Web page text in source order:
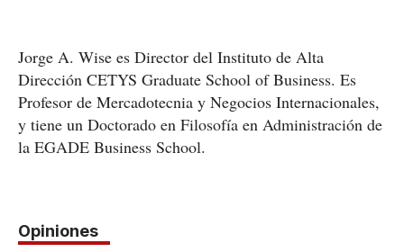
Jorge A. Wise es Director del Instituto de Alta
Dirección CETYS Graduate School of Business. Es
Profesor de Mercadotecnia y Negocios Internacionales,
y tiene un Doctorado en Filosofía en Administración de
la EGADE Business School.
Opiniones